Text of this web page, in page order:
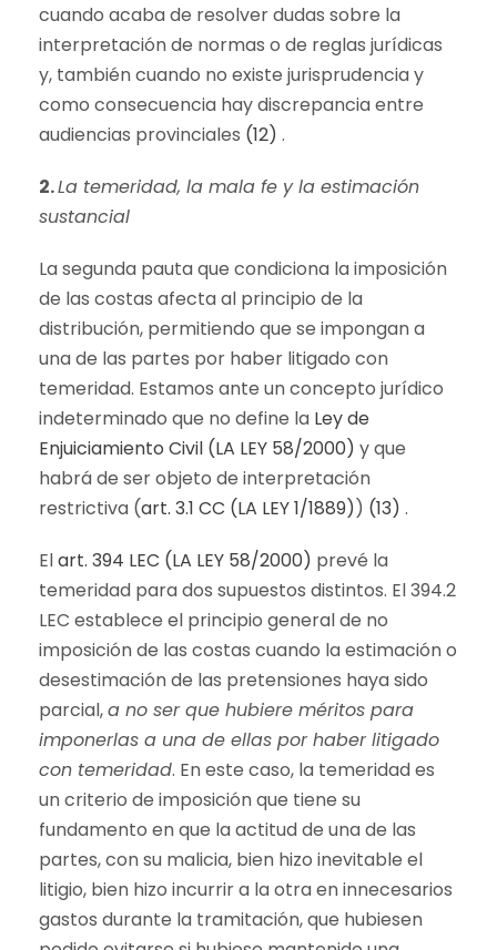
cuando acaba de resolver dudas sobre la
interpretación de normas o de reglas jurídicas
y, también cuando no existe jurisprudencia y
como consecuencia hay discrepancia entre
audiencias provinciales (12) .
2.La temeridad, la mala fe y la estimación
sustancial
La segunda pauta que condiciona la imposición
de las costas afecta al principio de la
distribución, permitiendo que se impongan a
una de las partes por haber litigado con
temeridad. Estamos ante un concepto jurídico
indeterminado que no define la Ley de
Enjuiciamiento Civil (LA LEY 58/2000) y que
habrá de ser objeto de interpretación
restrictiva (art. 3.1 CC (LA LEY 1/1889)) (13) .
Elart. 394 LEC (LA LEY 58/2000) prevé la
temeridad para dos supuestos distintos. El 394.2
LEC establece el principio general de no
imposición de las costas cuando la estimación o
desestimación de las pretensiones haya sido
parcial,a no ser que hubiere méritos para
imponerlas a una de ellas por haber litigado
con temeridad. En este caso, la temeridad es
un criterio de imposición que tiene su
fundamento en que la actitud de una de las
partes, con su malicia, bien hizo inevitable el
litigio, bien hizo incurrir a la otra en innecesarios
gastos durante la tramitación, que hubiesen